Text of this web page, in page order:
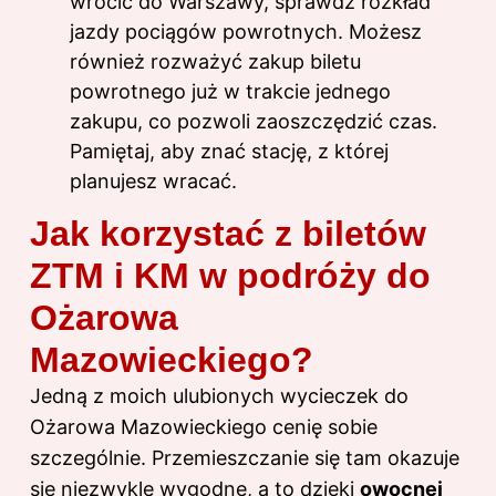
jazdy pociągów powrotnych. Możesz
również rozważyć zakup biletu
powrotnego już w trakcie jednego
zakupu, co pozwoli zaoszczędzić czas.
Pamiętaj, aby znać stację, z której
planujesz wracać.
Jak korzystać z biletów
ZTM i KM w podróży do
Ożarowa
Mazowieckiego?
Jedną z moich ulubionych wycieczek do
Ożarowa Mazowieckiego cenię sobie
szczególnie. Przemieszczanie się tam okazuje
się niezwykle wygodne, a to dzięki owocnej